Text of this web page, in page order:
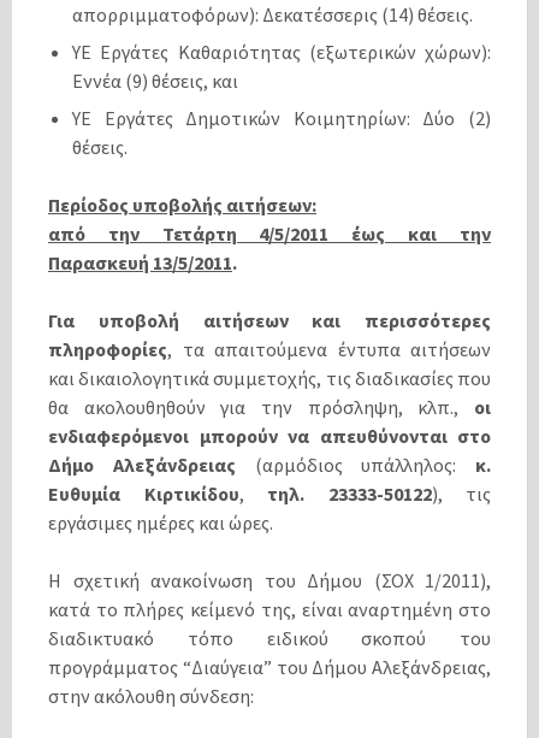
απορριμματοφόρων): Δεκατέσσερις (14) θέσεις.
ΥΕ Εργάτες Καθαριότητας (εξωτερικών χώρων):
Εννέα (9) θέσεις, και
ΥΕ Εργάτες Δημοτικών Κοιμητηρίων: Δύο (2)
θέσεις.
Περίοδος υποβολής αιτήσεων:
από την Τετάρτη 4/5/2011 έως και την
Παρασκευή 13/5/2011.
Για υποβολή αιτήσεων και περισσότερες
πληροφορίες, τα απαιτούμενα έντυπα αιτήσεων
και δικαιολογητικά συμμετοχής, τις διαδικασίες που
θα ακολουθηθούν για την πρόσληψη, κλπ., οι
ενδιαφερόμενοι μπορούν να απευθύνονται στο
Δήμο Αλεξάνδρειας (αρμόδιος υπάλληλος: κ.
Ευθυμία Κιρτικίδου, τηλ. 23333-50122), τις
εργάσιμες ημέρες και ώρες.
Η σχετική ανακοίνωση του Δήμου (ΣΟΧ 1/2011),
κατά το πλήρες κείμενό της, είναι αναρτημένη στο
διαδικτυακό τόπο ειδικού σκοπού του
προγράμματος “Διαύγεια” του Δήμου Αλεξάνδρειας,
στην ακόλουθη σύνδεση: